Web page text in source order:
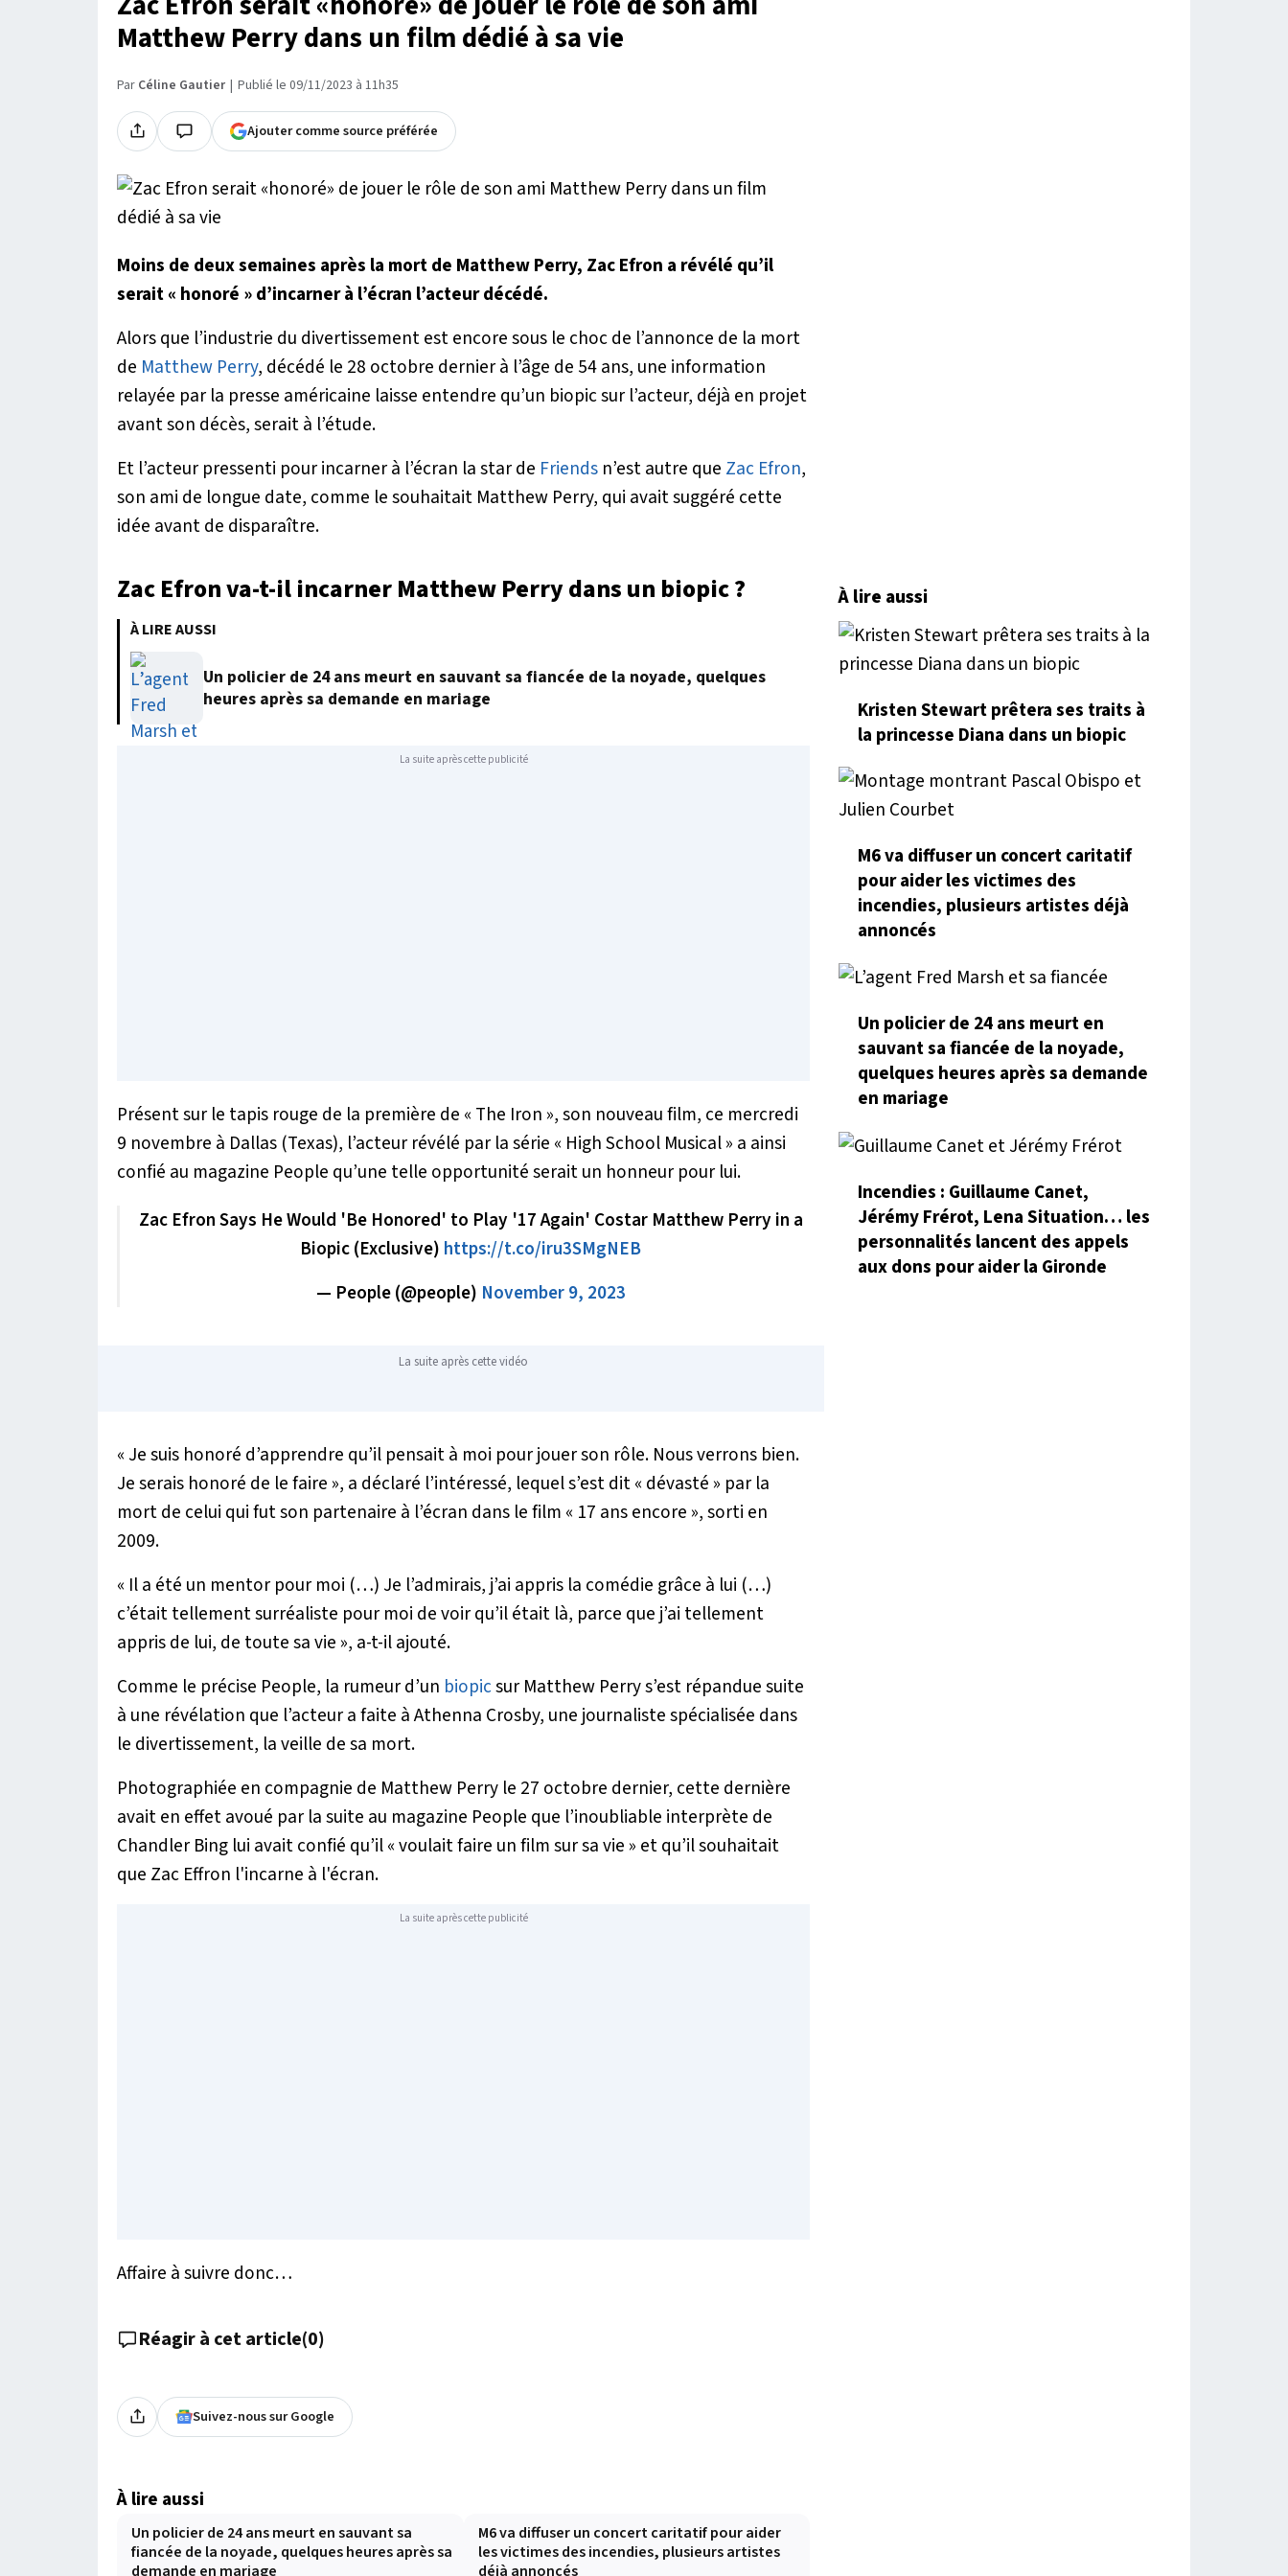
Matthew Perry dans un film dédié à sa vie
Par Céline Gautier Publié le 09/11/2023 à 11h35
Ajouter comme source préférée
Moins de deux semaines après la mort de Matthew Perry, Zac Efron a révélé qu’il
serait « honoré » d’incarner à l’écran l’acteur décédé.
Alors que l’industrie du divertissement est encore sous le choc de l’annonce de la mort
de Matthew Perry, décédé le 28 octobre dernier à l’âge de 54 ans, une information
relayée par la presse américaine laisse entendre qu’un biopic sur l’acteur, déjà en projet
avant son décès, serait à l’étude.
Et l’acteur pressenti pour incarner à l’écran la star de Friends n’est autre que Zac Efron,
son ami de longue date, comme le souhaitait Matthew Perry, qui avait suggéré cette
idée avant de disparaître.
Zac Efron va-t-il incarner Matthew Perry dans un biopic ?
À LIRE AUSSI
Un policier de 24 ans meurt en sauvant sa fiancée de la noyade, quelques
heures après sa demande en mariage
La suite après cette publicité
Présent sur le tapis rouge de la première de « The Iron », son nouveau film, ce mercredi
9 novembre à Dallas (Texas), l’acteur révélé par la série « High School Musical » a ainsi
confié au magazine People qu’une telle opportunité serait un honneur pour lui.
Zac Efron Says He Would 'Be Honored' to Play '17 Again' Costar Matthew Perry in a
Biopic (Exclusive) https://t.co/iru3SMgNEB
— People (@people) November 9, 2023
La suite après cette vidéo
« Je suis honoré d’apprendre qu’il pensait à moi pour jouer son rôle. Nous verrons bien.
Je serais honoré de le faire », a déclaré l’intéressé, lequel s’est dit « dévasté » par la
mort de celui qui fut son partenaire à l’écran dans le film « 17 ans encore », sorti en
2009.
« Il a été un mentor pour moi (…) Je l’admirais, j’ai appris la comédie grâce à lui (…)
c’était tellement surréaliste pour moi de voir qu’il était là, parce que j’ai tellement
appris de lui, de toute sa vie », a-t-il ajouté.
Comme le précise People, la rumeur d’un biopicsur Matthew Perry s’est répandue suite
à une révélation que l’acteur a faite à Athenna Crosby, une journaliste spécialisée dans
le divertissement, la veille de sa mort.
Photographiée en compagnie de Matthew Perry le 27 octobre dernier, cette dernière
avait en effet avoué par la suite au magazine People que l’inoubliable interprète de
Chandler Bing lui avait confié qu’il «voulait faire un film sur sa vie » et qu’il souhaitait
que Zac Effron l'incarne à l'écran.
La suite après cette publicité
Affaire à suivre donc…
Réagir à cet article(0)
Suivez-nous sur Google
À lire aussi
Un policier de 24 ans meurt en sauvant sa
fiancée de la noyade, quelques heures après sa
demande en mariage
M6 va diffuser un concert caritatif pour aider
les victimes des incendies, plusieurs artistes
déjà annoncés
À lire aussi
Kristen Stewart prêtera ses traits à
la princesse Diana dans un biopic
M6 va diffuser un concert caritatif
pour aider les victimes des
incendies, plusieurs artistes déjà
annoncés
Un policier de 24 ans meurt en
sauvant sa fiancée de la noyade,
quelques heures après sa demande
en mariage
Incendies : Guillaume Canet,
Jérémy Frérot, Lena Situation… les
personnalités lancent des appels
aux dons pour aider la Gironde